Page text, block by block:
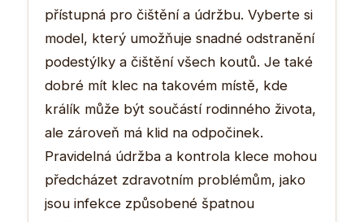
přístupná pro čištění a údržbu. Vyberte si
model, který umožňuje snadné odstranění
podestýlky a čištění všech koutů. Je také
dobré mít klec na takovém místě, kde
králík může být součástí rodinného života,
ale zároveň má klid na odpočinek.
Pravidelná údržba a kontrola klece mohou
předcházet zdravotním problémům, jako
jsou infekce způsobené špatnou